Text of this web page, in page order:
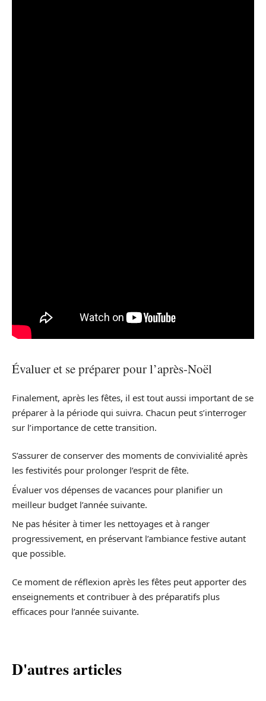
Évaluer et se préparer pour l’après-Noël
Finalement, après les fêtes, il est tout aussi important de se
préparer à la période qui suivra. Chacun peut s’interroger
sur l’importance de cette transition.
S’assurer de conserver des moments de convivialité après
les festivités pour prolonger l’esprit de fête.
Évaluer vos dépenses de vacances pour planifier un
meilleur budget l’année suivante.
Ne pas hésiter à timer les nettoyages et à ranger
progressivement, en préservant l’ambiance festive autant
que possible.
Ce moment de réflexion après les fêtes peut apporter des
enseignements et contribuer à des préparatifs plus
efficaces pour l’année suivante.
D'autres articles